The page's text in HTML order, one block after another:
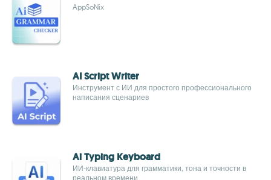
AppSoNix
AI Script Writer
Инструмент с ИИ для простого профессионального
написания сценариев
Ai Typing Keyboard
ИИ-клавиатура для грамматики, тона и точности в
реальном времени